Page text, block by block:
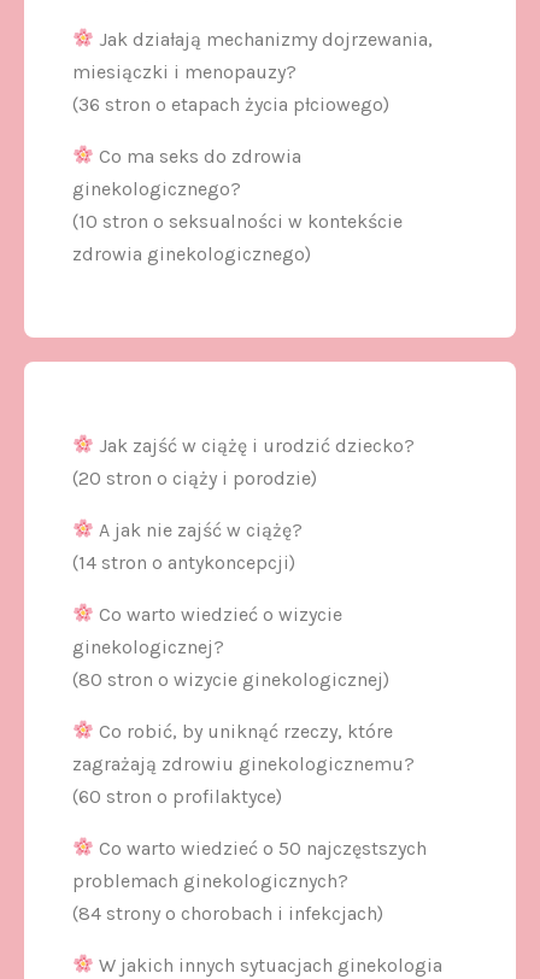
Jak działają mechanizmy dojrzewania,
miesiączki i menopauzy?
(36 stron o etapach życia płciowego)
Co ma seks do zdrowia
ginekologicznego?
(10 stron o seksualności w kontekście
zdrowia ginekologicznego)
Jak zajść w ciążę i urodzić dziecko?
(20 stron o ciąży i porodzie)
A jak nie zajść w ciążę?
(14 stron o antykoncepcji)
Co warto wiedzieć o wizycie
ginekologicznej?
(80 stron o wizycie ginekologicznej)
Co robić, by uniknąć rzeczy, które
zagrażają zdrowiu ginekologicznemu?
(60 stron o profilaktyce)
Co warto wiedzieć o 50 najczęstszych
problemach ginekologicznych?
(84 strony o chorobach i infekcjach)
W jakich innych sytuacjach ginekologia